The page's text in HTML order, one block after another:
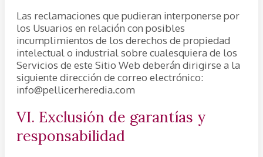
Las reclamaciones que pudieran interponerse por
los Usuarios en relación con posibles
incumplimientos de los derechos de propiedad
intelectual o industrial sobre cualesquiera de los
Servicios de este Sitio Web deberán dirigirse a la
siguiente dirección de correo electrónico:
info@pellicerheredia.com
VI. Exclusión de garantías y
responsabilidad